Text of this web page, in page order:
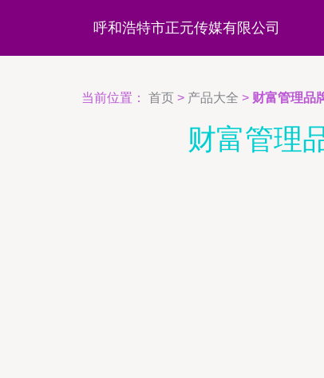
呼和浩特市正元传媒有限公司
当前位置： 首页 > 产品大全 > 财富管理品
财富管理